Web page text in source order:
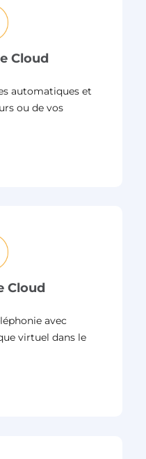
Cloud
automatiques et
ou de vos
Cloud
avec
virtuel dans le